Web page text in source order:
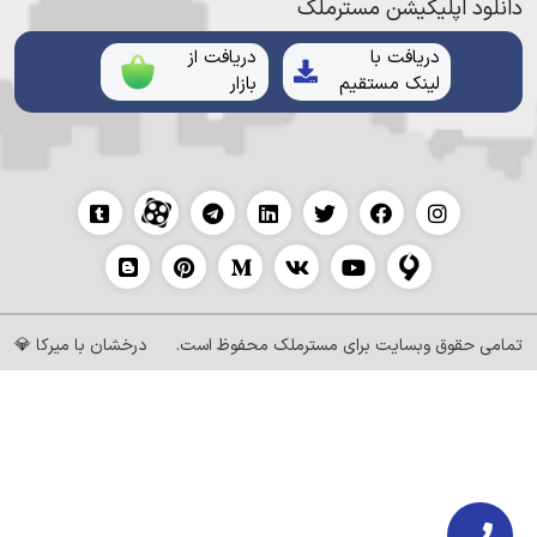
دانلود اپلیکیشن مستر‌ملک
دریافت با
لینک مستقیم
دریافت از
بازار
تمامی حقوق وبسایت برای مسترملک محفوظ است. درخشان با میرکا 💎